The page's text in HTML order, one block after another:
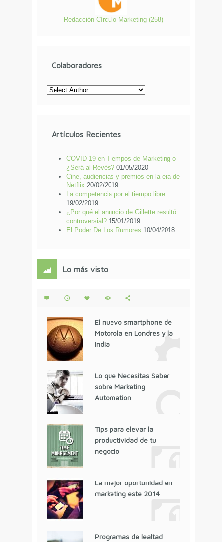
Redacción Círculo Marketing (258)
Colaboradores
Artículos Recientes
COVID-19 en Tiempos de Marketing o
¿Será al Revés? 01/05/2020
Cine, audiencias y premios en la era de
Netflix 20/02/2019
La competencia por el tiempo libre
19/02/2019
¿Por qué el anuncio de Gillette resultó
controversial? 15/01/2019
El Poder De Los Rumores 10/04/2018
Lo más visto
El nuevo smartphone de
Motorola en Londres y la
India
Lo que Necesitas Saber
sobre Marketing
Automation
Tips para elevar la
productividad de tu
negocio
La mejor oportunidad en
marketing este 2014
Programas de lealtad